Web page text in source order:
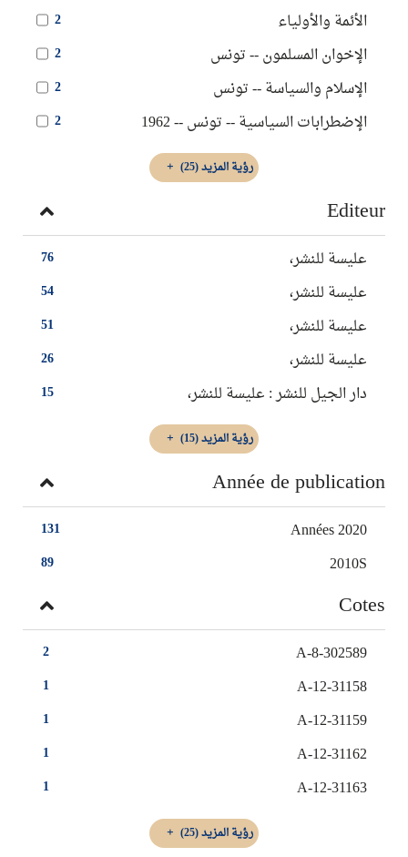
2 الأئمة والأولياء
2 الإخوان المسلمون -- ‏تونس
2 الإسلام والسياسة‏ -- ‏تونس‏
2 الإضطرابات السياسية‏‏ -- ‏تونس -- ‏1962
رؤية المزيد(25)
Editeur
76 عليسة للنشر،
54 ‏عليسة للنشر‏،
51 ‏عليسة للنشر،
26 عليسة للنشر‏،
15 دار الجيل للنشر‏ : ‏عليسة للنشر،
رؤية المزيد(15)
Année de publication
131 Années 2020
89 2010S
Cotes
2 A-8-302589
1 A-12-31158
1 A-12-31159
1 A-12-31162
1 A-12-31163
رؤية المزيد(25)